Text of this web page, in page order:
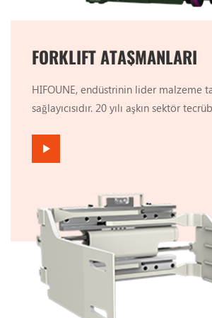
düşmez, bu da güvenliği artırır; 6.
kullanım için akıllı entegre kontrol
FORKLIFT ATAŞMANLARI
HIFOUNE, endüstrinin lider malzeme
sağlayıcısıdır. 20 yılı aşkın sektör
ürünleri ve tedarik zinciri entegrasyonu
forklift, ataşman ve aksesuarları
verimliliğinizi en üst düzeye çıkarın.
ihtiyaçlarınızı düşünmek, size daha
sunmak ve optimum iş avantajlarınıza
Ürünlerimiz ve hizmetlerimiz Çin,
Güney Asya, Orta Doğu ve Avrupa gibi
hızlı büyüyen pazarlarda oldukça
rekabet gücünüzü artırmak için